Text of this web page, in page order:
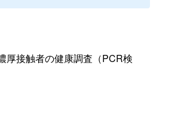
厚接触者の健康調査（PCR検